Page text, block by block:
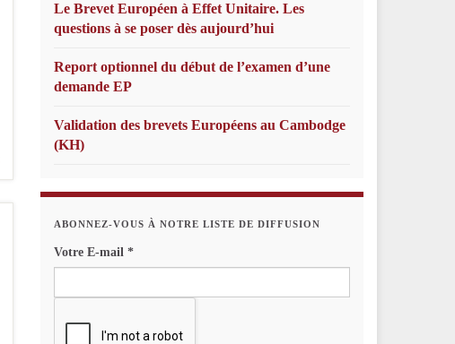
Le Brevet Européen à Effet Unitaire. Les
questions à se poser dès aujourd’hui
Report optionnel du début de l’examen d’une
demande EP
Validation des brevets Européens au Cambodge
(KH)
ABONNEZ-VOUS À NOTRE LISTE DE DIFFUSION
Votre E-mail *